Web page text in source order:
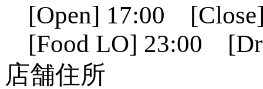
[Open] 17:00
[Food LO] 23:00
店舗住所